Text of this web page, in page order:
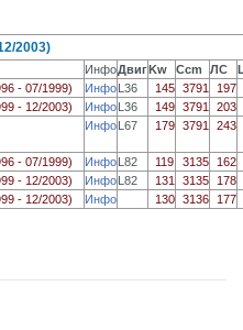
2003)
ИнфоДвигKw Ccm ЛС
- 07/1999) ИнфоL36 145 3791 197
- 12/2003) ИнфоL36 149 3791 203
ИнфоL67 179 3791 243
- 07/1999) ИнфоL82 119 3135 162
- 12/2003) ИнфоL82 131 3135 178
- 12/2003) Инфо 130 3136 177